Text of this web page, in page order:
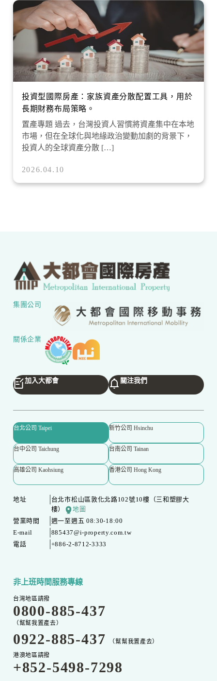
投資型國際房產：家族資產分散配置工具，用於
長期財務布局策略。
置產專題 過去，台灣投資人習慣將資產集中在本地
市場，但在全球化與地緣政治變動加劇的背景下，
投資人的全球資產分散 […]
2026.04.10
集團公司
關係企業
加入大都會 關注我們
台北公司 Taipei 新竹公司 Hsinchu
台中公司 Taichung 台南公司 Tainan
高雄公司 Kaohsiung 香港公司 Hong Kong
地址
台北市松山區敦化北路102號10樓（三和塑膠大
樓）
地圖
營業時間
週一至週五 08:30-18:00
E-mail
885437@i-property.com.tw
電話
+886-2-8712-3333
非上班時間服務專線
台灣地區請撥
0800-885-437
（幫幫我置產去）
0922-885-437
（幫幫我置產去）
港澳地區請撥
+852-5498-7298